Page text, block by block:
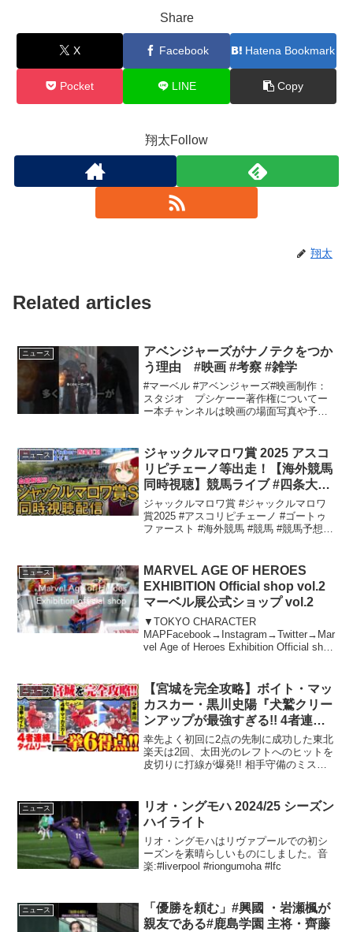
Share
X Facebook Hatena Bookmark
Pocket LINE Copy
翔太Follow
翔太
Related articles
ニュース
アベンジャーズがナノテクをつか
う理由 #映画 #考察 #雑学
#マーベル #アベンジャーズ#映画制作：
スタジオ プシケーー著作権についてー
ー本チャンネルは映画の場面写真や予告
投稿しております。著作権侵害に関する
申し立てがあっ...
ニュース
ジャックルマロワ賞 2025 アスコ
リピチェーノ等出走！【海外競馬
同時視聴】競馬ライブ #四条大学
血統ゼミ
ジャックルマロワ賞 #ジャックルマロワ
賞2025 #アスコリピチェーノ #ゴートゥ
ファースト #海外競馬 #競馬 #競馬予想
ニュース
MARVEL AGE OF HEROES
EXHIBITION Official shop vol.2
マーベル展公式ショップ vol.2
▼TOKYO CHARACTER
MAPFacebook→Instagram→Twitter→Mar
vel Age of Heroes Exhibition Official shop
ニュース
【宮城を完全攻略】ボイト・マッ
カスカー・黒川史陽『犬鷲クリー
ンアップが最強すぎる!! 4者連続
タイムリーで一挙6得点!!』
幸先よく初回に2点の先制に成功した東北
楽天は2回、太田光のレフトへのヒットを
皮切りに打線が爆発!! 相手守備のミスも
ニュース
リオ・ングモハ 2024/25 シーズン
ハイライト
リオ・ングモハはリヴァプールでの初シ
ーズンを素晴らしいものにしました。音
楽:#liverpool #riongumoha #lfc
ニュース
「優勝を頼む」#興國 ・岩瀬楓が
親友である#鹿島学園 主将・齊藤